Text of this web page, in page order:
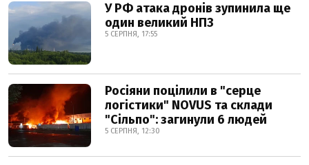
У РФ атака дронів зупинила ще
один великий НПЗ
5 СЕРПНЯ, 17:55
Росіяни поцілили в "серце
логістики" NOVUS та склади
"Сільпо": загинули 6 людей
5 СЕРПНЯ, 12:30